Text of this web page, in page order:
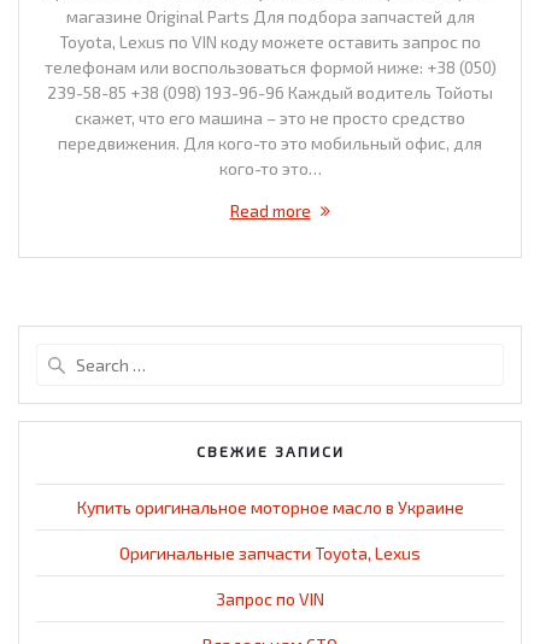
магазине Original Parts Для подбора запчастей для
Toyota, Lexus по VIN коду можете оставить запрос по
телефонам или воспользоваться формой ниже: +38 (050)
239-58-85 +38 (098) 193-96-96 Каждый водитель Тойоты
скажет, что его машина – это не просто средство
передвижения. Для кого-то это мобильный офис, для
кого-то это…
Read more
СВЕЖИЕ ЗАПИСИ
Купить оригинальное моторное масло в Украине
Оригинальные запчасти Toyota, Lexus
Запрос по VIN